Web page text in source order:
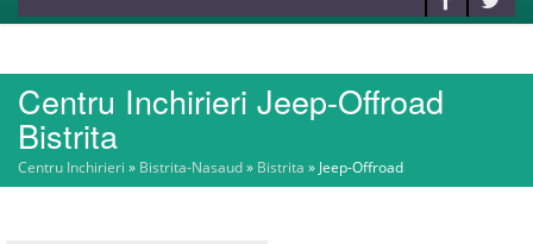
HOME
CAUT
Centru Inchirieri Jeep-Offroad
Bistrita
Centru Inchirieri » Bistrita-Nasaud» Bistrita » Jeep-Offroad